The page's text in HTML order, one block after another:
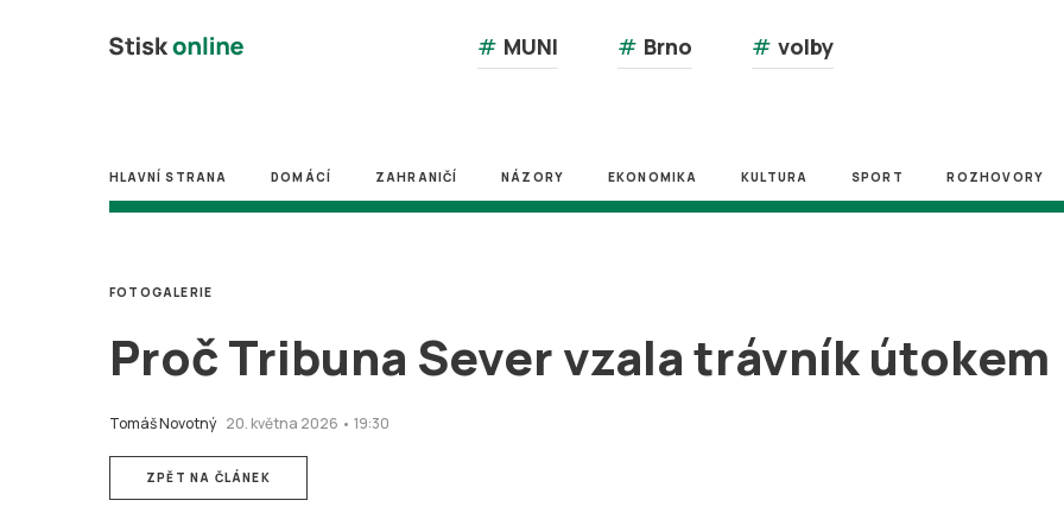
# MUNI # Brno # volby
HLAVNÍ STRANA DOMÁCÍ ZAHRANIČÍ NÁZORY EKONOMIKA KULTURA SPORT ROZHOVORY
Proč Tribuna Sever vzala trávník útokem
Tomáš Novotný 20. května 2026 • 19:30
FOTOGALERIE
ZPĚT NA ČLÁNEK